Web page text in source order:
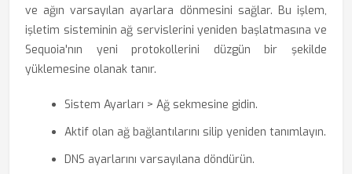
ve ağın varsayılan ayarlara dönmesini sağlar. Bu işlem,
işletim sisteminin ağ servislerini yeniden başlatmasına ve
Sequoia'nın yeni protokollerini düzgün bir şekilde
yüklemesine olanak tanır.
Sistem Ayarları > Ağ sekmesine gidin.
Aktif olan ağ bağlantılarını silip yeniden tanımlayın.
DNS ayarlarını varsayılana döndürün.